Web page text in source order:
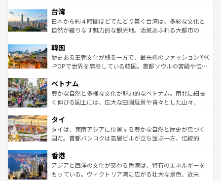
情報は
人々、おいしいローカルフードやハワイアンミュージッ
ク、伝統的なフラダンスなど、すべてがハワイの魅力を彩
っている。訪れるたびに新しい発見と感動が待っているハ
はコンテンツ一覧
リアリーフや大陸中央部にそびえるウルル（エアーズロッ
ク）、タスマニアの美しい原生林やケアンズの熱帯雨林な
ど、見どころがたくさん。また、カフェやワイン、オージ
いる。アクティビティも充実しており、サーフィンやダイ
ビング、ハイキングなど、アウトドア好きにはたまらな
い。オーストラリアの多彩な魅力を存分に味わいつくそ
参照してほしい。
台湾
日本から約４時間ほどでたどり着く台湾は、多彩な文化と
自然が織りなす魅力的な観光地。活気あふれる大都市の台
ン）、静ひつな山岳地帯である台湾東部など、都市の喧騒
と山間の静けさが共存しており、訪れる人に新しい発見と
驚きをもたらしてくれる。また、奥深い台湾の食文化も魅
容にもいいと評判のスイーツなど、バラエティ豊かな料理
が味わえる。 なお、新着の台湾情報は コンテンツ一覧を参
照してほしい。
韓国
歴史ある王朝文化が残る一方で、最先端のファッションやK
-POPで世界を席巻している韓国。首都ソウルの宮殿や伝統
き、地方に足を延ばせば四季折々の自然美を楽しむことが
できる。そして、キムチや焼肉、絶品のストリートフード
まで、さまざまな韓国料理が待っている。夜には、韓国な
リティに包まれながら、韓国の多彩な魅力を心ゆくまで味
わってみてほしい。 なお、新着の韓国情報はコンテンツ一
覧を参照してほしい。
ベトナム
豊かな自然と多様な文化が魅力的なベトナム。南北に細長
く伸びる国土には、広大な田園風景や青々とした山々、世
急速な発展と共に伝統が息づく。ハノイの古い町並みやホ
ーチミン市のフランス統治時代の建物も、独特の雰囲気を
醸し出している。また、バラエティの豊かさとおいしさで
とつ。フォーやバインミー、ベトナムコーヒーなどは、ぜ
ひ現地で味わいたい。どの地域を訪れてもあたたかい人々
が旅行者を迎えてくれるので、きっと忘れられない旅にな
タイ
タイは、東南アジアに位置する豊かな自然と歴史が息づく
国だ。首都バンコクは高層ビルが立ち並ぶ一方、伝統的な
の活気が交差している。北部ではチェンマイなどの山岳地
帯で自然と触れ合い、南部ではプーケットやクラビの美し
いビーチでリゾート気分を楽しむことができる。タイ料理
香港
アジアと西洋の文化が交わる香港は、特有のエネルギーを
もっている。ヴィクトリア湾に広がる壮大な景色、近未来